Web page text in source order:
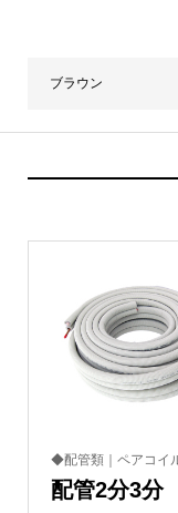
ブラウン
◆配管類｜ペアコイ
配管2分3分